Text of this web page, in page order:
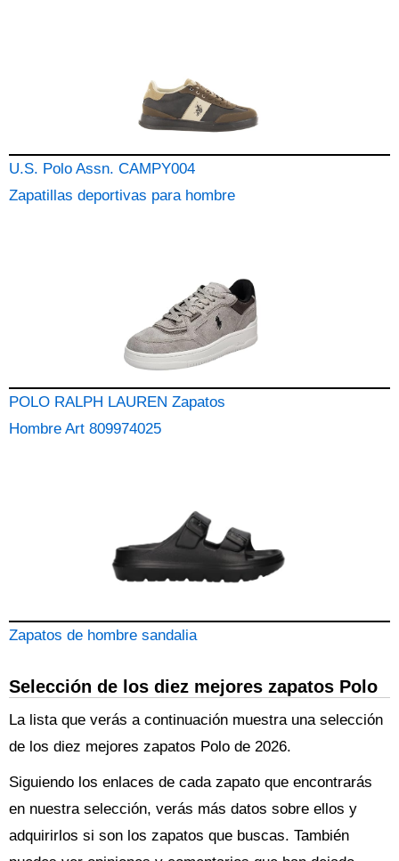
U.S. Polo Assn. CAMPY004
Zapatillas deportivas para hombre
POLO RALPH LAUREN Zapatos
Hombre Art 809974025
Zapatos de hombre sandalia
Selección de los diez mejores zapatos Polo
La lista que verás a continuación muestra una selección
de los diez mejores zapatos Polo de 2026.
Siguiendo los enlaces de cada zapato que encontrarás
en nuestra selección, verás más datos sobre ellos y
adquirirlos si son los zapatos que buscas. También